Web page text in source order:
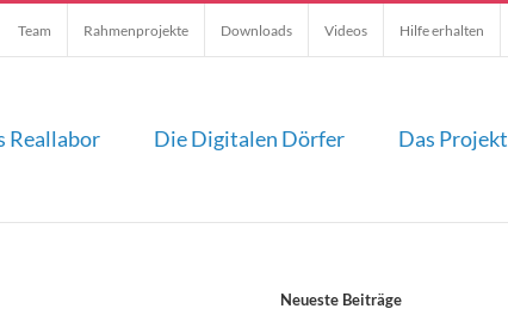
Team Rahmenprojekte Downloads Videos Hilfe erhalten
Reallabor Die Digitalen Dörfer Das Projekt
Neueste Beiträge